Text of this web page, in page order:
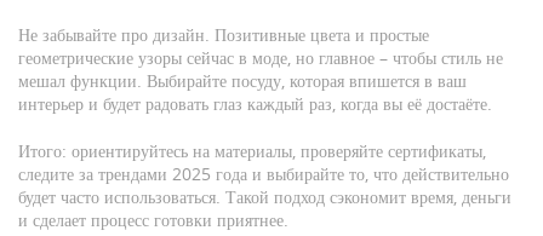
Не забывайте про дизайн. Позитивные цвета и простые
геометрические узоры сейчас в моде, но главное – чтобы стиль не
мешал функции. Выбирайте посуду, которая впишется в ваш
интерьер и будет радовать глаз каждый раз, когда вы её достаёте.
Итого: ориентируйтесь на материалы, проверяйте сертификаты,
следите за трендами 2025 года и выбирайте то, что действительно
будет часто использоваться. Такой подход сэкономит время, деньги
и сделает процесс готовки приятнее.